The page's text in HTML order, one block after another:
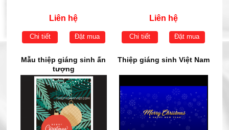
Liên hệ
Chi tiết Đặt mua
Liên hệ
Chi tiết Đặt mua
Mẫu thiệp giáng sinh ấn
tượng
Thiệp giáng sinh Việt Nam